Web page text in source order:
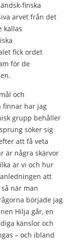
finska
arvet från det
kallas
fick ordet
för de
och
finnar har jag
grupp behåller
söker sig
att få veta
är några skärvor
är vi och hur
att
när man
började jag
Hilja går, en
känslor och
– och ibland